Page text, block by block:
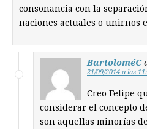
consonancia con la
naciones actuales o unirnos
BartoloméC
21/09/2014 a las
Creo Felipe
considerar el concepto
son aquellas minorías